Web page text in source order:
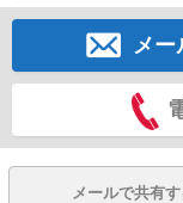
メ
メールで共有す